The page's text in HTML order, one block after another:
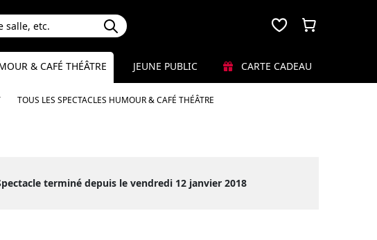
& CAFÉ THÉÂTRE
TOUS LES SPECTACLES HUMOUR & CAFÉ THÉÂTRE
JEUNE PUBLIC CARTE CADEAU
terminé depuis le vendredi 12 janvier 2018